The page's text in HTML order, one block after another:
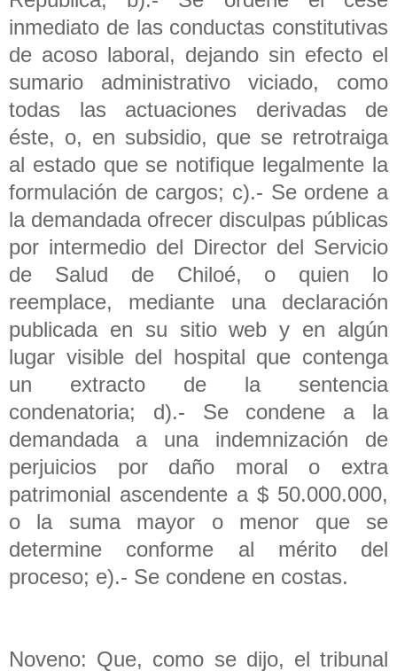
inmediato de las conductas constitutivas
de acoso laboral, dejando sin efecto el
sumario administrativo viciado, como
todas las actuaciones derivadas de
éste, o, en subsidio, que se retrotraiga
al estado que se notifique legalmente la
formulación de cargos; c).- Se ordene a
la demandada ofrecer disculpas públicas
por intermedio del Director del Servicio
de Salud de Chiloé, o quien lo
reemplace, mediante una declaración
publicada en su sitio web y en algún
lugar visible del hospital que contenga
un extracto de la sentencia
condenatoria; d).- Se condene a la
demandada a una indemnización de
perjuicios por daño moral o extra
patrimonial ascendente a $ 50.000.000,
o la suma mayor o menor que se
determine conforme al mérito del
proceso; e).- Se condene en costas.
Noveno: Que, como se dijo, el tribunal